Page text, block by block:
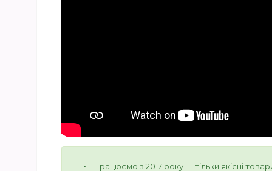
Працюємо з 2017 року — тільки якісні